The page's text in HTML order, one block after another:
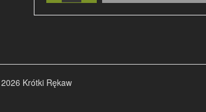
Krótki Rękaw